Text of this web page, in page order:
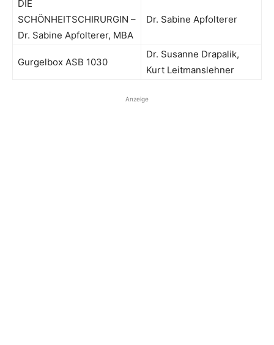
DIE
SCHÖNHEITSCHIRURGIN –
Dr. Sabine Apfolterer, MBA
Dr. Sabine Apfolterer
Gurgelbox ASB 1030
Dr. Susanne Drapalik,
Kurt Leitmanslehner
Anzeige